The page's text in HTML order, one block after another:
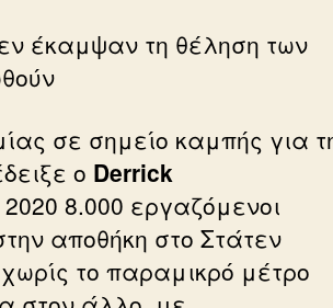
έκαμψαν τη θέληση των
σε σημείο καμπής για
ο Derrick
8.000 εργαζόμενοι
αποθήκη στο Στάτεν
το παραμικρό μέτρο